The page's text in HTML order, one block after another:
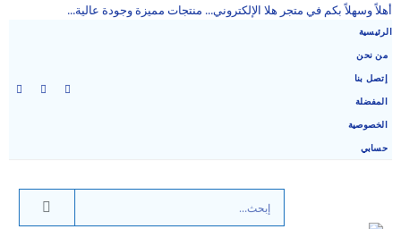
أهلاً وسهلاً بكم في متجر هلا الإلكتروني... منتجات مميزة وجودة عالية...
الرئيسية
من نحن
إتصل بنا
المفضلة
الخصوصية
حسابي